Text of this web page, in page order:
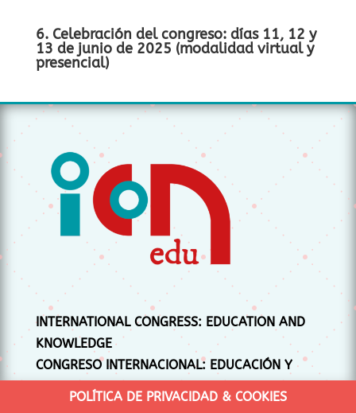
6. Celebración del congreso: días 11, 12 y
13 de junio de 2025 (modalidad virtual y
presencial)
INTERNATIONAL CONGRESS: EDUCATION AND
KNOWLEDGE
CONGRESO INTERNACIONAL: EDUCACIÓN Y
CONOCIMIENTO
POLÍTICA DE PRIVACIDAD & COOKIES